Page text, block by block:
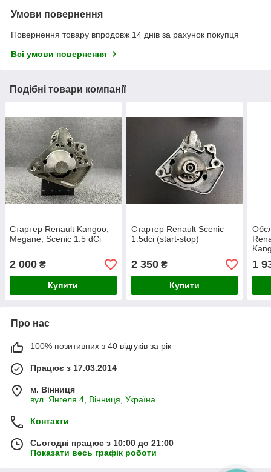
Умови повернення
Повернення товару впродовж 14 днів за рахунок покупця
Всі умови повернення
Подібні товари компанії
Стартер Renault Kangoo,
Megane, Scenic 1.5 dCi
2 000 ₴
Купити
Стартер Renault Scenic
1.5dci (start-stop)
2 350₴
Купити
1
Про нас
100% позитивних з 40 відгуків за рік
Працює з 17.03.2014
м. Вінниця
вул. Янгеля 4, Вінниця, Україна
Контакти
Сьогодні працює з 10:00 до 21:00
Показати весь графік роботи